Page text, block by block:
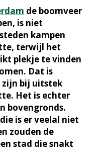
de boomveer
is niet
kampen
terwijl het
plekje te vinden
Dat is
zijn bij uitstek
Het is echter
bovengronds.
is er veelal niet
zouden de
stad die snakt